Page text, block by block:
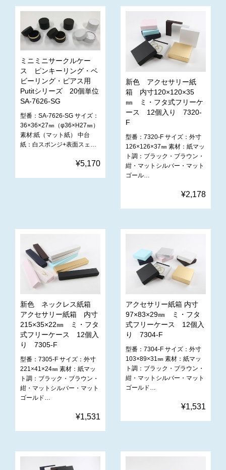
ミニミニサークルケー
ス ピンキーリング・ベ
ビーリング・ピアス用
Putitシリーズ 20個単位
SA-7626-SG
型番：SA-7626-SG サイズ：
36×36×27㎜（φ36×H27㎜）
素材:紙（マット紙） 中台
紙：白スポンジ+表面スェ…
¥5,170
新色 アクセサリー紙
箱 内寸120×120×35
㎜ ミ・フタ式フリーケ
ース 12個入り 7320-
F
型番：7320-F サイズ：外寸
126×126×37㎜ 素材：紙マッ
ト調：ブラック・ブラウン・
紺・マットシルバー・マット
ゴール…
¥2,178
新色 ネックレス紙箱
アクセサリー紙箱 内寸
215×35×22㎜ ミ・フタ
式フリーケース 12個入
り 7305-F
型番：7305-F サイズ：外寸
221×41×24㎜ 素材：紙マッ
ト調：ブラック・ブラウン・
紺・マットシルバー・マット
ゴールド…
¥1,531
アクセサリー紙箱 内寸
97×83×29㎜ ミ・フタ
式フリーケース 12個入
り 7304-F
型番：7304-F サイズ：外寸
103×89×31㎜ 素材：紙マッ
ト調：ブラック・ブラウン・
紺・マットシルバー・マット
ゴールド…
¥1,531